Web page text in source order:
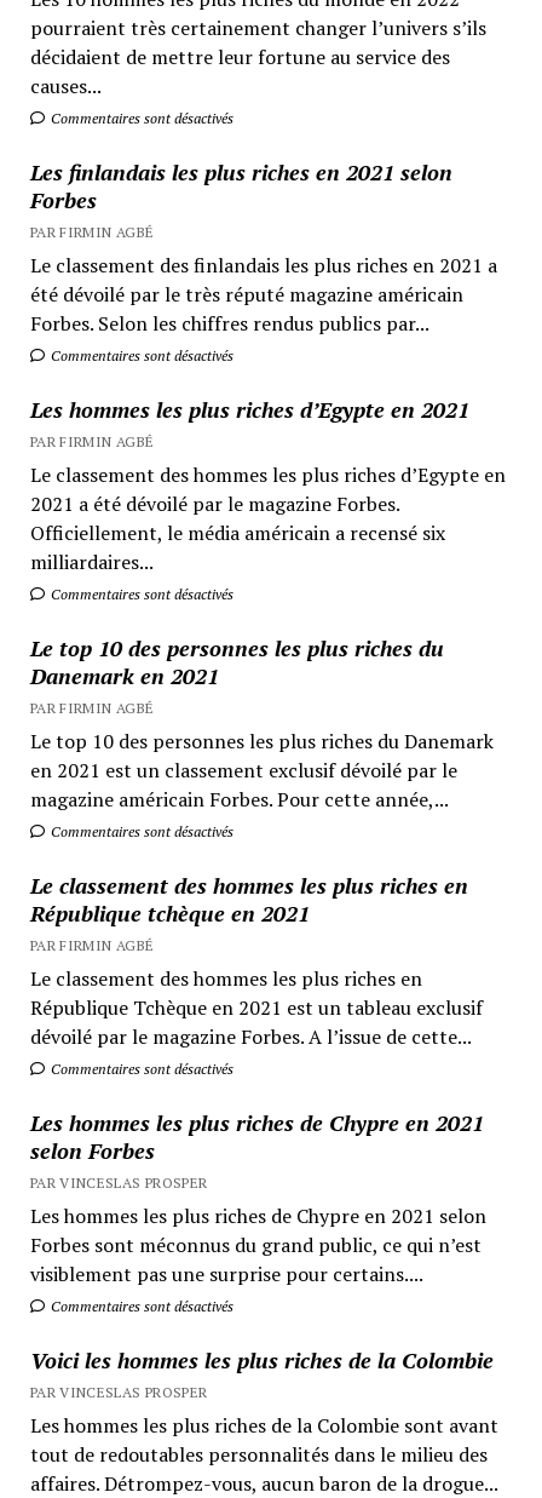
pourraient très certainement changer l’univers s’ils
décidaient de mettre leur fortune au service des
causes...
Commentaires sont désactivés
Les finlandais les plus riches en 2021 selon
Forbes
PAR FIRMIN AGBÉ
Le classement des finlandais les plus riches en 2021 a
été dévoilé par le très réputé magazine américain
Forbes. Selon les chiffres rendus publics par...
Commentaires sont désactivés
Les hommes les plus riches d’Egypte en 2021
PAR FIRMIN AGBÉ
Le classement des hommes les plus riches d’Egypte en
2021 a été dévoilé par le magazine Forbes.
Officiellement, le média américain a recensé six
milliardaires...
Commentaires sont désactivés
Le top 10 des personnes les plus riches du
Danemark en 2021
PAR FIRMIN AGBÉ
Le top 10 des personnes les plus riches du Danemark
en 2021 est un classement exclusif dévoilé par le
magazine américain Forbes. Pour cette année,...
Commentaires sont désactivés
Le classement des hommes les plus riches en
République tchèque en 2021
PAR FIRMIN AGBÉ
Le classement des hommes les plus riches en
République Tchèque en 2021 est un tableau exclusif
dévoilé par le magazine Forbes. A l’issue de cette...
Commentaires sont désactivés
Les hommes les plus riches de Chypre en 2021
selon Forbes
PAR VINCESLAS PROSPER
Les hommes les plus riches de Chypre en 2021 selon
Forbes sont méconnus du grand public, ce qui n’est
visiblement pas une surprise pour certains....
Commentaires sont désactivés
Voici les hommes les plus riches de la Colombie
PAR VINCESLAS PROSPER
Les hommes les plus riches de la Colombie sont avant
tout de redoutables personnalités dans le milieu des
affaires. Détrompez-vous, aucun baron de la drogue...